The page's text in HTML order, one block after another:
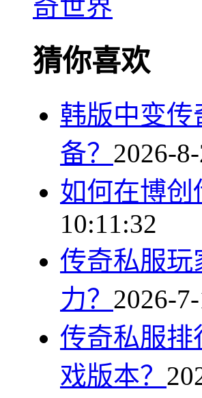
奇世界
猜你喜欢
韩版中变
备？ 2026-
如何在博
10:11:32
传奇私服玩
力？ 2026-
传奇私服排
戏版本？